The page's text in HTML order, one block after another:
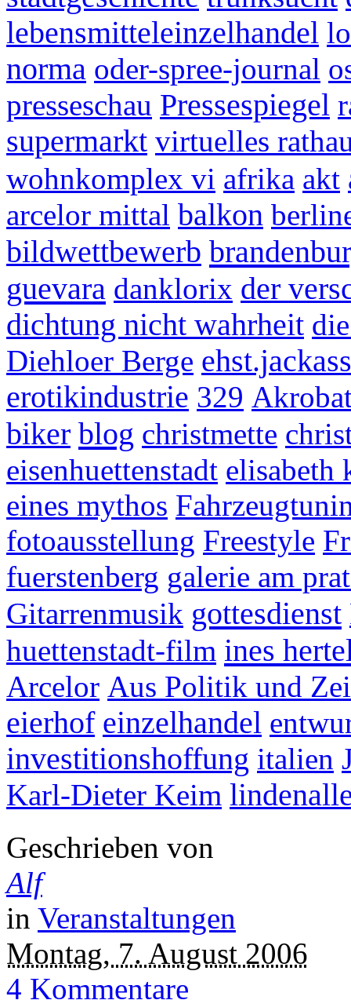
lebensmitteleinzelhandel
norma oder-spree-journal
presseschau Pressespiegel
supermarkt virtuelles
wohnkomplex vi afrika akt
arcelor mittal balkon
bildwettbewerb
guevara danklorix der
dichtung nicht wahrheit
Diehloer Berge ehst.jackass
erotikindustrie 329
biker blog christmette
eisenhuettenstadt elisabeth
eines mythos
fotoausstellung Freestyle
fuerstenberg galerie am
Gitarrenmusik gottesdienst
huettenstadt-film ines
Arcelor Aus Politik und
eierhof einzelhandel
investitionshoffung italien
Karl-Dieter Keim
Geschrieben von
Alf
in Veranstaltungen
Montag, 7. August 2006
4 Kommentare